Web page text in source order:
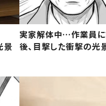
景
実家解体中…作業員に
後、目撃した衝撃の光